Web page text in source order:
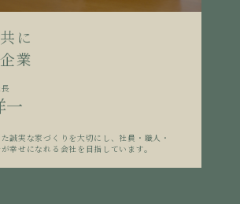
に
業
一
誠実な家づくりを大切にし、社員・職人・
幸せになれる会社を目指しています。